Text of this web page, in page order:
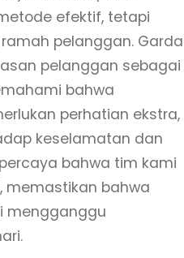
efektif, tetapi
pelanggan. Garda
pelanggan sebagai
bahwa
perhatian ekstra,
keselamatan dan
bahwa tim kami
memastikan bahwa
mengganggu